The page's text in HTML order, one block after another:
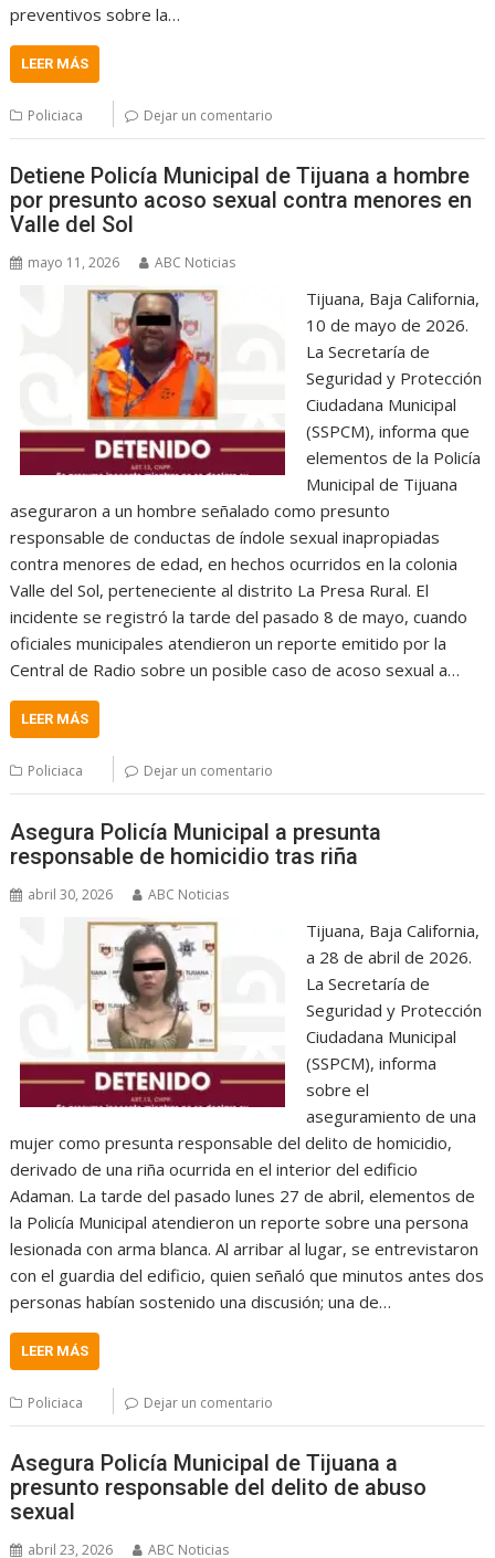
preventivos sobre la…
LEER MÁS
Policiaca Dejar un comentario
Detiene Policía Municipal de Tijuana a hombre
por presunto acoso sexual contra menores en
Valle del Sol
mayo 11, 2026 ABC Noticias
Tijuana, Baja California,
10 de mayo de 2026.
La Secretaría de
Seguridad y Protección
Ciudadana Municipal
(SSPCM), informa que
elementos de la Policía
Municipal de Tijuana
aseguraron a un hombre señalado como presunto
responsable de conductas de índole sexual inapropiadas
contra menores de edad, en hechos ocurridos en la colonia
Valle del Sol, perteneciente al distrito La Presa Rural. El
incidente se registró la tarde del pasado 8 de mayo, cuando
oficiales municipales atendieron un reporte emitido por la
Central de Radio sobre un posible caso de acoso sexual a…
LEER MÁS
Policiaca Dejar un comentario
Asegura Policía Municipal a presunta
responsable de homicidio tras riña
abril 30, 2026 ABC Noticias
Tijuana, Baja California,
a 28 de abril de 2026.
La Secretaría de
Seguridad y Protección
Ciudadana Municipal
(SSPCM), informa
sobre el
aseguramiento de una
mujer como presunta responsable del delito de homicidio,
derivado de una riña ocurrida en el interior del edificio
Adaman. La tarde del pasado lunes 27 de abril, elementos de
la Policía Municipal atendieron un reporte sobre una persona
lesionada con arma blanca. Al arribar al lugar, se entrevistaron
con el guardia del edificio, quien señaló que minutos antes dos
personas habían sostenido una discusión; una de…
LEER MÁS
Policiaca Dejar un comentario
Asegura Policía Municipal de Tijuana a
presunto responsable del delito de abuso
sexual
abril 23, 2026 ABC Noticias